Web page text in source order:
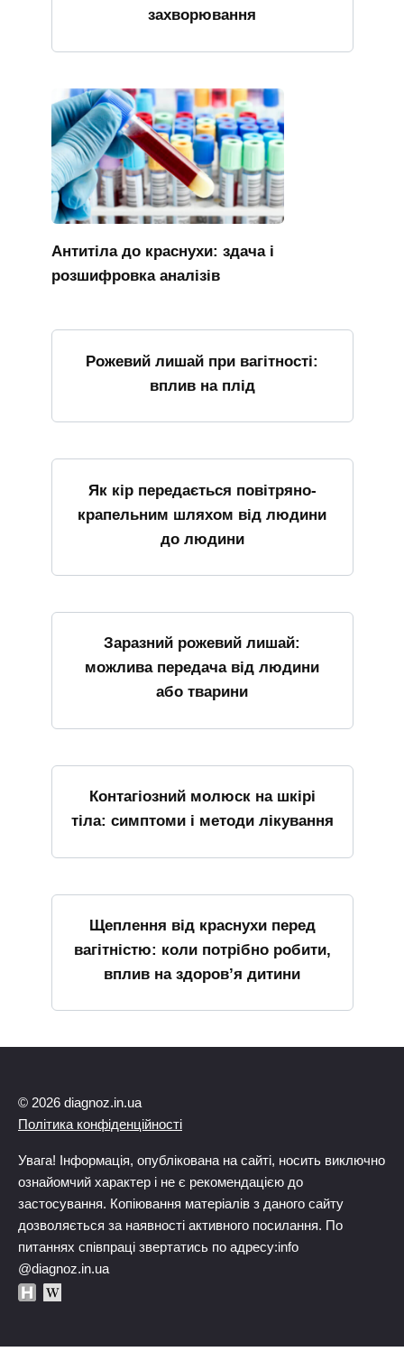
захворювання
Антитіла до краснухи: здача і
розшифровка аналізів
Рожевий лишай при вагітності:
вплив на плід
Як кір передається повітряно-
крапельним шляхом від людини
до людини
Заразний рожевий лишай:
можлива передача від людини
або тварини
Контагіозний молюск на шкірі
тіла: симптоми і методи лікування
Щеплення від краснухи перед
вагітністю: коли потрібно робити,
вплив на здоров’я дитини
© 2026 diagnoz.in.ua
Політика конфіденційності
Увага! Інформація, опублікована на сайті, носить виключно
ознайомчий характер і не є рекомендацією до
застосування. Копіювання матеріалів з даного сайту
дозволяється за наявності активного посилання. По
питаннях співпраці звертатись по адресу:info
@diagnoz.in.ua